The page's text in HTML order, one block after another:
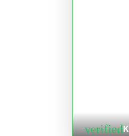
verified